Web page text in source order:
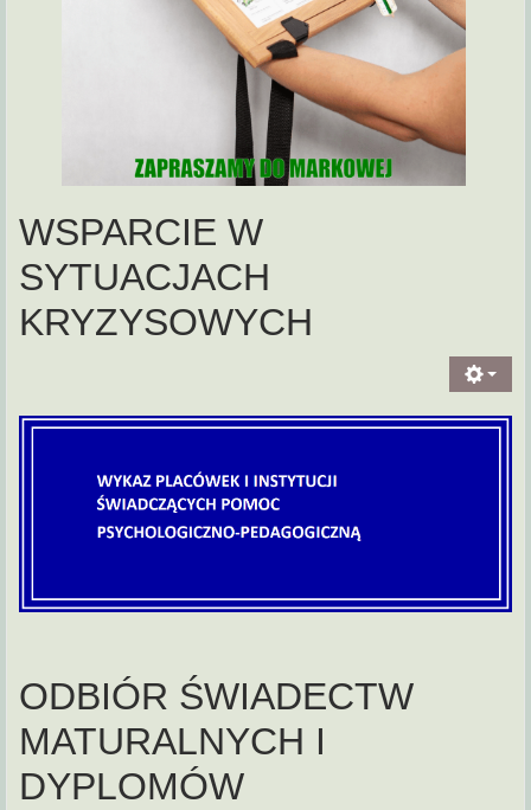
WSPARCIE W
SYTUACJACH
KRYZYSOWYCH
ODBIÓR ŚWIADECTW
MATURALNYCH I
DYPLOMÓW